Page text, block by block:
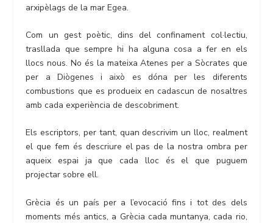
arxipèlags de la mar Egea.
Com un gest poètic, dins del confinament col·lectiu,
trasllada que sempre hi ha alguna cosa a fer en els
llocs nous. No és la mateixa Atenes per a Sòcrates que
per a Diògenes i això es dóna per les diferents
combustions que es produeix en cadascun de nosaltres
amb cada experiència de descobriment.
Els escriptors, per tant, quan descrivim un lloc, realment
el que fem és descriure el pas de la nostra ombra per
aqueix espai ja que cada lloc és el que puguem
projectar sobre ell.
Grècia és un país per a l’evocació fins i tot des dels
moments més antics, a Grècia cada muntanya, cada rio,